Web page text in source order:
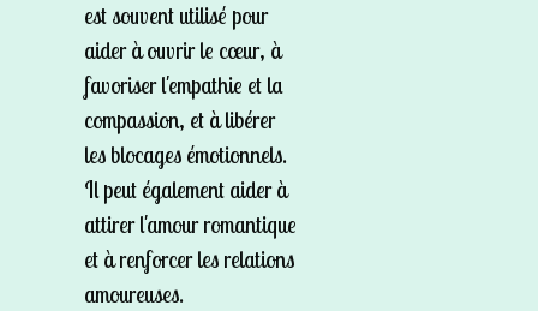
est souvent utilisé pour
aider à ouvrir le cœur, à
favoriser l'empathie et la
compassion, et à libérer
les blocages émotionnels.
Il peut également aider à
attirer l'amour romantique
et à renforcer les relations
amoureuses.